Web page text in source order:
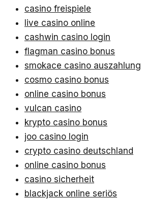
casino freispiele
live casino online
cashwin casino login
flagman casino bonus
smokace casino auszahlung
cosmo casino bonus
online casino bonus
vulcan casino
krypto casino bonus
joo casino login
crypto casino deutschland
online casino bonus
casino sicherheit
blackjack online seriös